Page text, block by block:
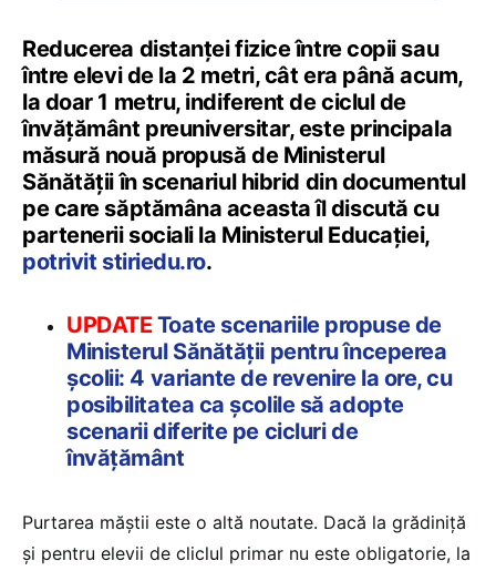
Reducerea distanței fizice între copii sau
între elevi de la 2 metri, cât era până acum,
la doar 1 metru, indiferent de ciclul de
învățământ preuniversitar, este principala
măsură nouă propusă de Ministerul
Sănătății în scenariul hibrid din documentul
pe care săptămâna aceasta îl discută cu
partenerii sociali la Ministerul Educației,
potrivit stiriedu.ro.
UPDATE Toate scenariile propuse de
Ministerul Sănătății pentru începerea
școlii: 4 variante de revenire la ore, cu
posibilitatea ca școlile să adopte
scenarii diferite pe cicluri de
învățământ
Purtarea măștii este o altă noutate. Dacă la grădiniță
și pentru elevii de cliclul primar nu este obligatorie, la